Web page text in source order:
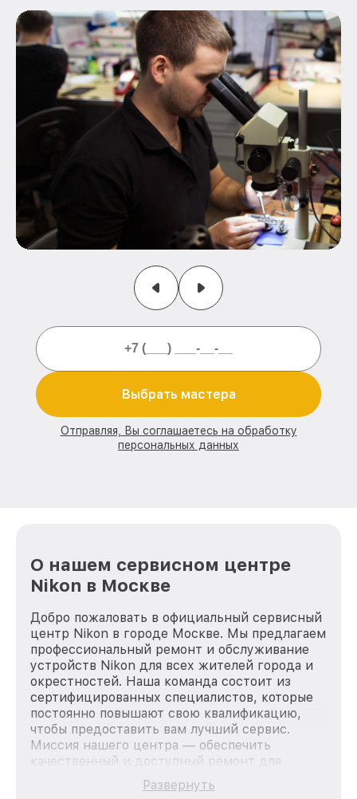
Выбрать мастера
Отправляя, Вы соглашаетесь на обработку
персональных данных
О нашем сервисном центре
Nikon в Москве
Добро пожаловать в официальный сервисный
центр Nikon в городе Москве. Мы предлагаем
профессиональный ремонт и обслуживание
устройств Nikon для всех жителей города и
окрестностей. Наша команда состоит из
сертифицированных специалистов, которые
постоянно повышают свою квалификацию,
чтобы предоставить вам лучший сервис.
Миссия нашего центра — обеспечить
качественный и доступный ремонт для
каждого пользователя продукции Nikon, вне
зависимости от сложности поломки. Мы
Развернуть